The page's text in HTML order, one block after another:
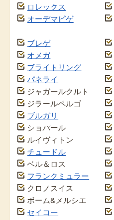
ロレックス
オーデマピゲ
ブレゲ
オメガ
ブライトリング
パネライ
ジャガールクルト
ジラールペルゴ
ブルガリ
ショパール
ルイヴィトン
チュードル
ベル＆ロス
フランクミュラー
クロノスイス
ボーム&メルシエ
セイコー